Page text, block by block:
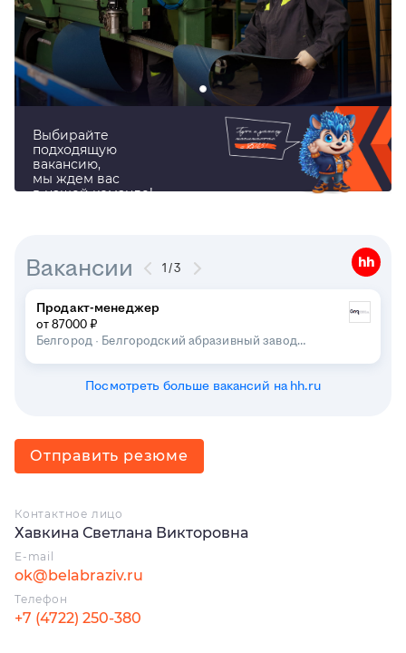
Выбирайте
подходящую
вакансию,
мы ждем вас
в нашей команде!
Вакансии 1/3
Продакт-менеджер
от 87000 ₽
Белгород· Белгородский абразивный завод
Посмотреть больше вакансий на hh.ru
Отправить резюме
Контактное лицо
Хавкина Светлана Викторовна
E-mail
ok@belabraziv.ru
Телефон
+7 (4722) 250-380